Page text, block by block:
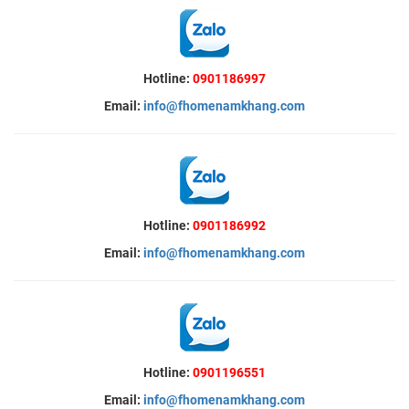
Hotline: 0901186997
Email: info@fhomenamkhang.com
Hotline: 0901186992
Email: info@fhomenamkhang.com
Hotline: 0901196551
Email: info@fhomenamkhang.com